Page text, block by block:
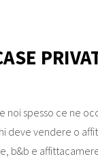
noi spesso ce ne
deve vendere o
b&b e